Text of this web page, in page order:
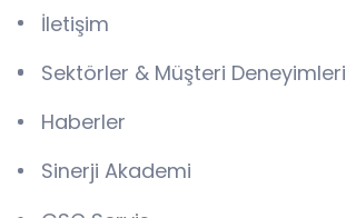
İletişim
Sektörler & Müşteri Deneyimleri
Haberler
Sinerji Akademi